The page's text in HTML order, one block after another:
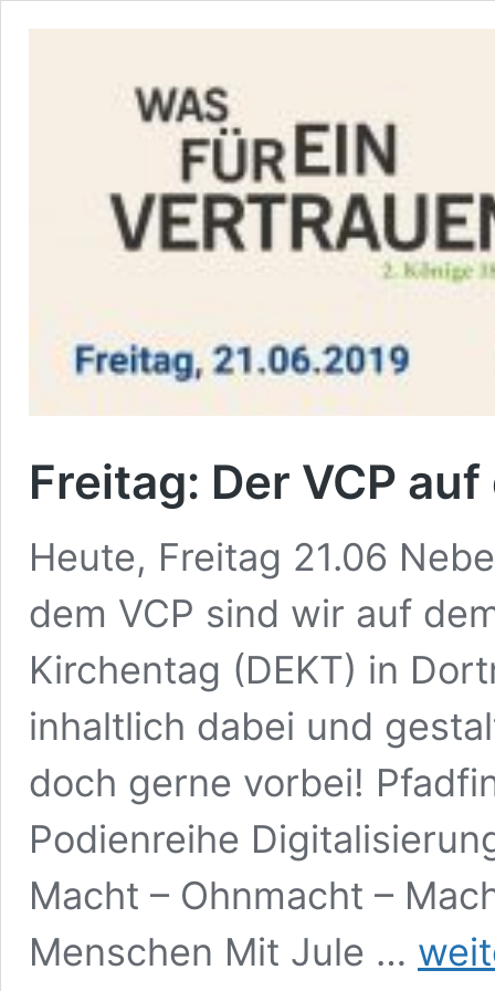
Freitag: Der VCP
Heute, Freitag 21.06
dem VCP sind wir auf
Kirchentag (DEKT) in
inhaltlich dabei und
doch gerne vorbei!
Podienreihe
Macht – Ohnmacht –
Menschen Mit Jule …
Der